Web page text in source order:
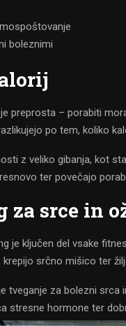
boleznimi
preprosta – porabiti
po tem, koliko
z veliko gibanja, kot
ter povečajo
za srce in
je ključen del vsake
krepijo srčno mišico ter
tveganje za bolezni srca
stresne hormone ter